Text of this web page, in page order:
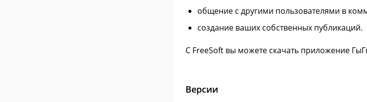
общение с другими пользователями в
создание ваших собственных публикаций.
С FreeSoft вы можете скачать приложение
Версии